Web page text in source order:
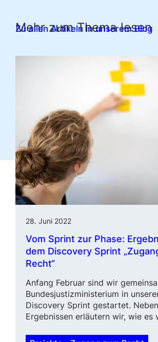
Mehr zum Thema lesen
Zu allen Artikeln in unserem Blog
28. Juni 2022
Vom Sprint zur Phase:
dem Discovery Sprint
Recht“
Anfang Februar sind wir
Bundesjustizministerium in
Discovery Sprint gestartet.
Ergebnissen erläutern wir, wie es